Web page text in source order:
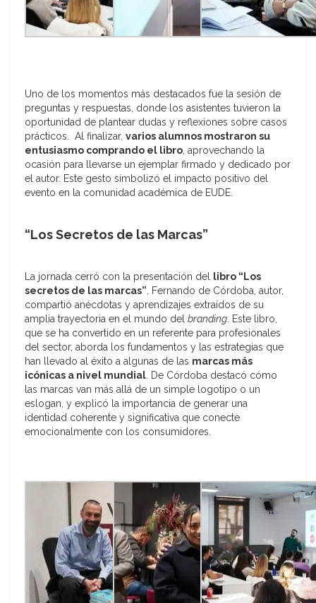
Uno de los momentos más destacados fue la sesión de
preguntas y respuestas, donde los asistentes tuvieron la
oportunidad de plantear dudas y reflexiones sobre casos
prácticos. Al finalizar, varios alumnos mostraron su
entusiasmo comprando el libro, aprovechando la
ocasión para llevarse un ejemplar firmado y dedicado por
el autor. Este gesto simbolizó el impacto positivo del
evento en la comunidad académica de EUDE.
“Los Secretos de las Marcas”
La jornada cerró con la presentación del libro “Los
secretos de las marcas”. Fernando de Córdoba, autor,
compartió anécdotas y aprendizajes extraídos de su
amplia trayectoria en el mundo del branding. Este libro,
que se ha convertido en un referente para profesionales
del sector, aborda los fundamentos y las estrategias que
han llevado al éxito a algunas de las marcas más
icónicas a nivel mundial. De Córdoba destacó cómo
las marcas van más allá de un simple logotipo o un
eslogan, y explicó la importancia de generar una
identidad coherente y significativa que conecte
emocionalmente con los consumidores.